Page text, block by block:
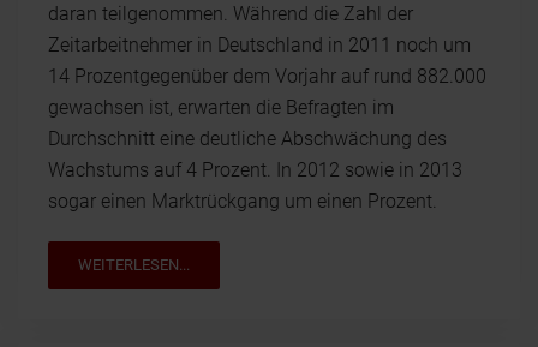
daran teilgenommen. Während die Zahl der
Zeitarbeitnehmer in Deutschland in 2011 noch um
14 Prozentgegenüber dem Vorjahr auf rund 882.000
gewachsen ist, erwarten die Befragten im
Durchschnitt eine deutliche Abschwächung des
Wachstums auf 4 Prozent. In 2012 sowie in 2013
sogar einen Marktrückgang um einen Prozent.
WEITERLESEN...